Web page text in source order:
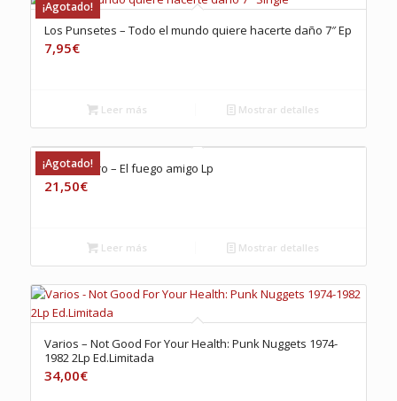
¡Agotado!
Los Punsetes – Todo el mundo quiere hacerte daño 7″ Ep
7,95€
Leer más Mostrar detalles
¡Agotado!
Sr. Chinarro – El fuego amigo Lp
21,50€
Leer más Mostrar detalles
Varios – Not Good For Your Health: Punk Nuggets 1974-
1982 2Lp Ed.Limitada
34,00€